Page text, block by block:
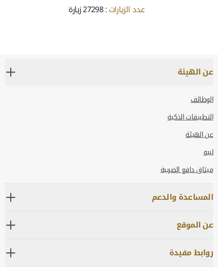
عدد الزيارات: 27298 زيارة
عن الهيئة
الوظائف
التطبيقات الذكية
عن الهيئة
لبيه
ميثاق دافع الضريبة
المساعدة والدعم
عن الموقع
روابط مفيدة